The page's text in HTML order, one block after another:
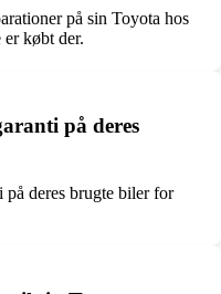
på sin Toyota hos
købt der.
på deres
deres brugte biler for